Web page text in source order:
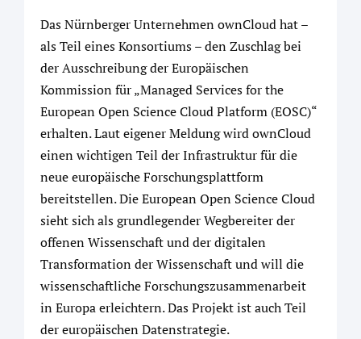
Das Nürnberger Unternehmen ownCloud hat –
als Teil eines Konsortiums – den Zuschlag bei
der Ausschreibung der Europäischen
Kommission für „Managed Services for the
European Open Science Cloud Platform (EOSC)“
erhalten. Laut eigener Meldung wird ownCloud
einen wichtigen Teil der Infrastruktur für die
neue europäische Forschungsplattform
bereitstellen. Die European Open Science Cloud
sieht sich als grundlegender Wegbereiter der
offenen Wissenschaft und der digitalen
Transformation der Wissenschaft und will die
wissenschaftliche Forschungszusammenarbeit
in Europa erleichtern. Das Projekt ist auch Teil
der europäischen Datenstrategie.